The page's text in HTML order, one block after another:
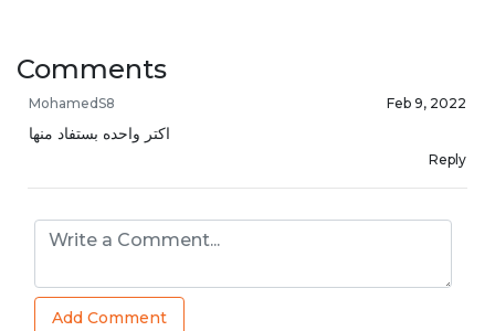
Comments
MohamedS8 Feb 9, 2022
اكتر واحده بستفاد منها
Reply
Add Comment